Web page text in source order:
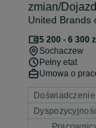
zmian/
United Brands
5 200 - 6 300
Sochaczew
Pełny etat
Umowa o